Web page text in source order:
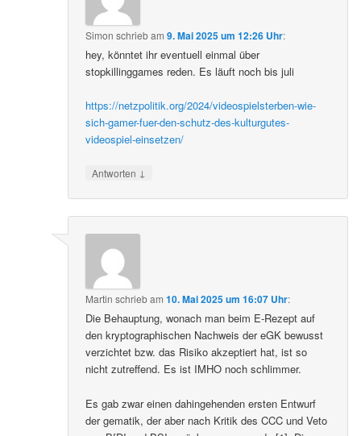
Simon schriebam9. Mai 2025 um 12:26 Uhr:
hey, könntet ihr eventuell einmal über
stopkillinggames reden. Es läuft noch bis juli
https://netzpolitik.org/2024/videospielsterben-wie-
sich-gamer-fuer-den-schutz-des-kulturgutes-
videospiel-einsetzen/
Antworten ↓
Martin schriebam10. Mai 2025 um 16:07 Uhr:
Die Behauptung, wonach man beim E-Rezept auf
den kryptographischen Nachweis der eGK bewusst
verzichtet bzw. das Risiko akzeptiert hat, ist so
nicht zutreffend. Es ist IMHO noch schlimmer.
Es gab zwar einen dahingehenden ersten Entwurf
der gematik, der aber nach Kritik des CCC und Veto